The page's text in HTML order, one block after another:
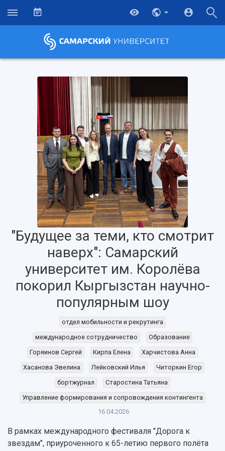
Об университете
История
Попечительский совет
Ученый совет
Новости
Главные новости
Объявления
События
Пресс-центр
Образование
Почему я выбираю Самарский университет?
Бакалавриат и специалитет
Магистратура
Учебные планы
Дополнительное образование
Научно-исследовательская деятельность
Основные научные направления
Диссертационные советы
Подготовка научных кадров
Конкурс на замещение должностей научных
Научно-технический совет
"Будущее за теми, кто смотрит
наверх": Самарский
университет им. Королёва
покорил Кыргызстан научно-
популярным шоу
отдел мобильности и рекрутинга
международное сотрудничество
Образование
Горяинов Сергей
Кирпа Елена
Харчистова Анна
Хасанова Эвелина
Лейковский Илья
Читоркин Егор
бортжурнал
Старостина Татьяна
Управление формирования и сопровождения контингента
16.04.2026
В рамках международного фестиваля "Дорога к
звездам", приуроченного к 65-летию первого полёта